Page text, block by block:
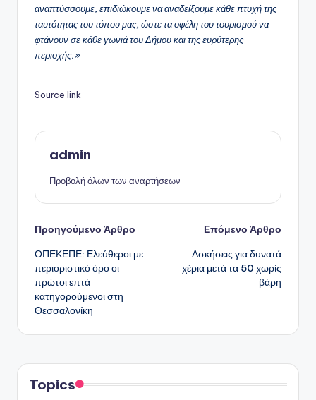
αναπτύσσουμε, επιδιώκουμε να αναδείξουμε κάθε πτυχή της
ταυτότητας του τόπου μας, ώστε τα οφέλη του τουρισμού να
φτάνουν σε κάθε γωνιά του Δήμου και της ευρύτερης
περιοχής.»
Source link
admin
Προβολή όλων των αναρτήσεων
Πλοήγηση
δημοσιεύσεων
Προηγούμενο Άρθρο
ΟΠΕΚΕΠΕ: Ελεύθεροι με
περιοριστικό όρο οι
πρώτοι επτά
κατηγορούμενοι στη
Θεσσαλονίκη
Επόμενο Άρθρο
Ασκήσεις για δυνατά
χέρια μετά τα 50 χωρίς
βάρη
Topics